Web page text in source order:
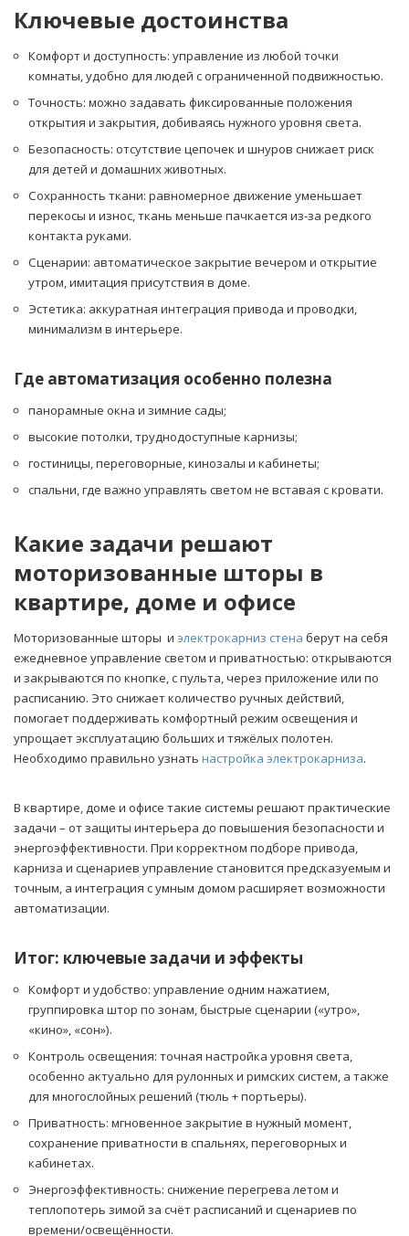
Ключевые достоинства
Комфорт и доступность: управление из любой точки
комнаты, удобно для людей с ограниченной подвижностью.
Точность: можно задавать фиксированные положения
открытия и закрытия, добиваясь нужного уровня света.
Безопасность: отсутствие цепочек и шнуров снижает риск
для детей и домашних животных.
Сохранность ткани: равномерное движение уменьшает
перекосы и износ, ткань меньше пачкается из-за редкого
контакта руками.
Сценарии: автоматическое закрытие вечером и открытие
утром, имитация присутствия в доме.
Эстетика: аккуратная интеграция привода и проводки,
минимализм в интерьере.
Где автоматизация особенно полезна
панорамные окна и зимние сады;
высокие потолки, труднодоступные карнизы;
гостиницы, переговорные, кинозалы и кабинеты;
спальни, где важно управлять светом не вставая с кровати.
Какие задачи решают
моторизованные шторы в
квартире, доме и офисе
Моторизованные шторы и электрокарниз стена берут на себя
ежедневное управление светом и приватностью: открываются
и закрываются по кнопке, с пульта, через приложение или по
расписанию. Это снижает количество ручных действий,
помогает поддерживать комфортный режим освещения и
упрощает эксплуатацию больших и тяжёлых полотен.
Необходимо правильно узнать настройка электрокарниза.
В квартире, доме и офисе такие системы решают практические
задачи – от защиты интерьера до повышения безопасности и
энергоэффективности. При корректном подборе привода,
карниза и сценариев управление становится предсказуемым и
точным, а интеграция с умным домом расширяет возможности
автоматизации.
Итог: ключевые задачи и эффекты
Комфорт и удобство: управление одним нажатием,
группировка штор по зонам, быстрые сценарии («утро»,
«кино», «сон»).
Контроль освещения: точная настройка уровня света,
особенно актуально для рулонных и римских систем, а также
для многослойных решений (тюль + портьеры).
Приватность: мгновенное закрытие в нужный момент,
сохранение приватности в спальнях, переговорных и
кабинетах.
Энергоэффективность: снижение перегрева летом и
теплопотерь зимой за счёт расписаний и сценариев по
времени/освещённости.